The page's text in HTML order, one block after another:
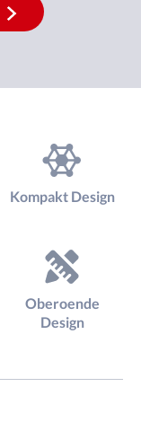
Kompakt Design
Oberoende
Design